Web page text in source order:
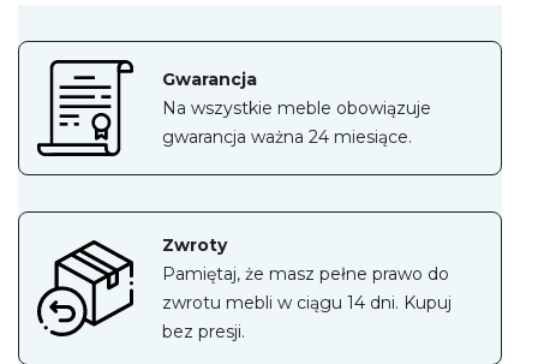
Gwarancja
Na wszystkie meble obowiązuje
gwarancja ważna 24 miesiące.
Zwroty
Pamiętaj, że masz pełne prawo do
zwrotu mebli w ciągu 14 dni. Kupuj
bez presji.